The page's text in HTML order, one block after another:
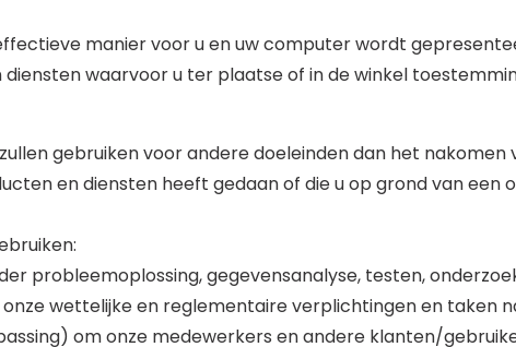
manier voor u en uw computer wordt
waarvoor u ter plaatse of in de winkel
gebruiken voor andere doeleinden dan het
en diensten heeft gedaan of die u op grond van een
probleemoplossing, gegevensanalyse, testen,
wettelijke en reglementaire verplichtingen en taken
om onze medewerkers en andere klanten/